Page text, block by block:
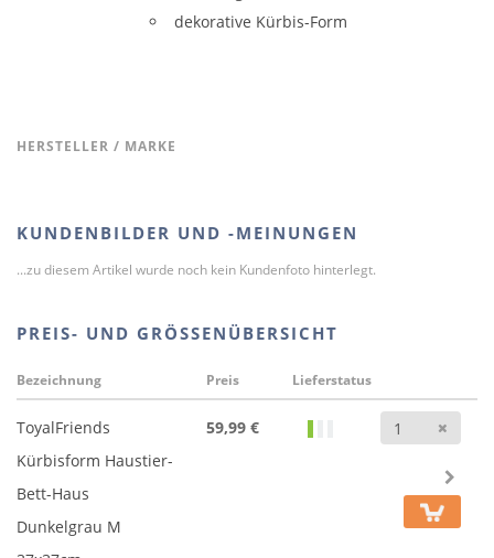
dekorative Kürbis-Form
HERSTELLER / MARKE
KUNDENBILDER UND -MEINUNGEN
...zu diesem Artikel wurde noch kein Kundenfoto hinterlegt.
PREIS- UND GRÖSSENÜBERSICHT
Bezeichnung Preis Lieferstatus
ToyalFriends
Kürbisform Haustier-
Bett-Haus
Dunkelgrau M
59,99 €